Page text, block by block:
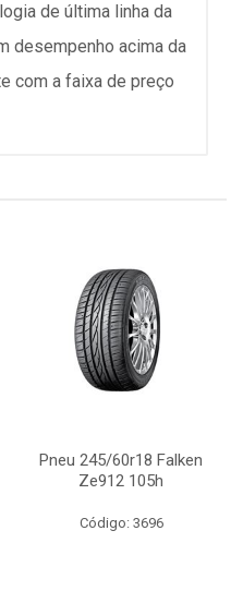
de última linha da
desempenho acima da
com a faixa de preço
Pneu 245/60r18 Falken
Ze912 105h
Código: 3696